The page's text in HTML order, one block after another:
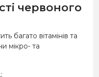
червоного
багато вітамінів та
мікро- та